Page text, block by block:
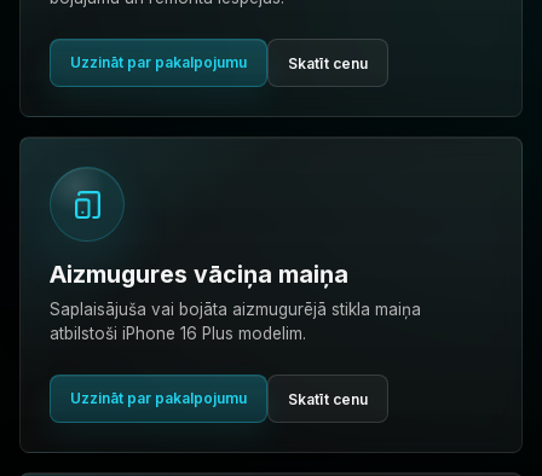
Uzzināt par pakalpojumu Skatīt cenu
Aizmugures vāciņa maiņa
Saplaisājuša vai bojāta aizmugurējā stikla maiņa
atbilstoši iPhone 16 Plus modelim.
Uzzināt par pakalpojumu Skatīt cenu